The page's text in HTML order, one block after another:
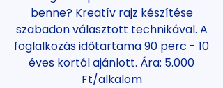
benne? Kreatív rajz készítése
szabadon választott technikával. A
foglalkozás időtartama 90 perc - 10
éves kortól ajánlott. Ára: 5.000
Ft/alkalom